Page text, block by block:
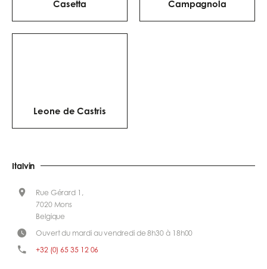
Casetta Campagnola
Leone de Castris
Italvin
Rue Gérard 1,
7020 Mons
Belgique
Ouvert du mardi au vendredi de 8h30 à 18h00
+32 (0) 65 35 12 06